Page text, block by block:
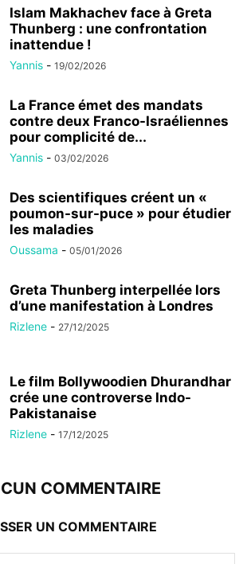
Islam Makhachev face à Greta
Thunberg : une confrontation
inattendue !
Yannis - 19/02/2026
La France émet des mandats
contre deux Franco-Israéliennes
pour complicité de...
Yannis - 03/02/2026
Des scientifiques créent un «
poumon-sur-puce » pour étudier
les maladies
Oussama - 05/01/2026
Greta Thunberg interpellée lors
d’une manifestation à Londres
Rizlene - 27/12/2025
Le film Bollywoodien Dhurandhar
crée une controverse Indo-
Pakistanaise
Rizlene - 17/12/2025
COMMENTAIRE
UN COMMENTAIRE